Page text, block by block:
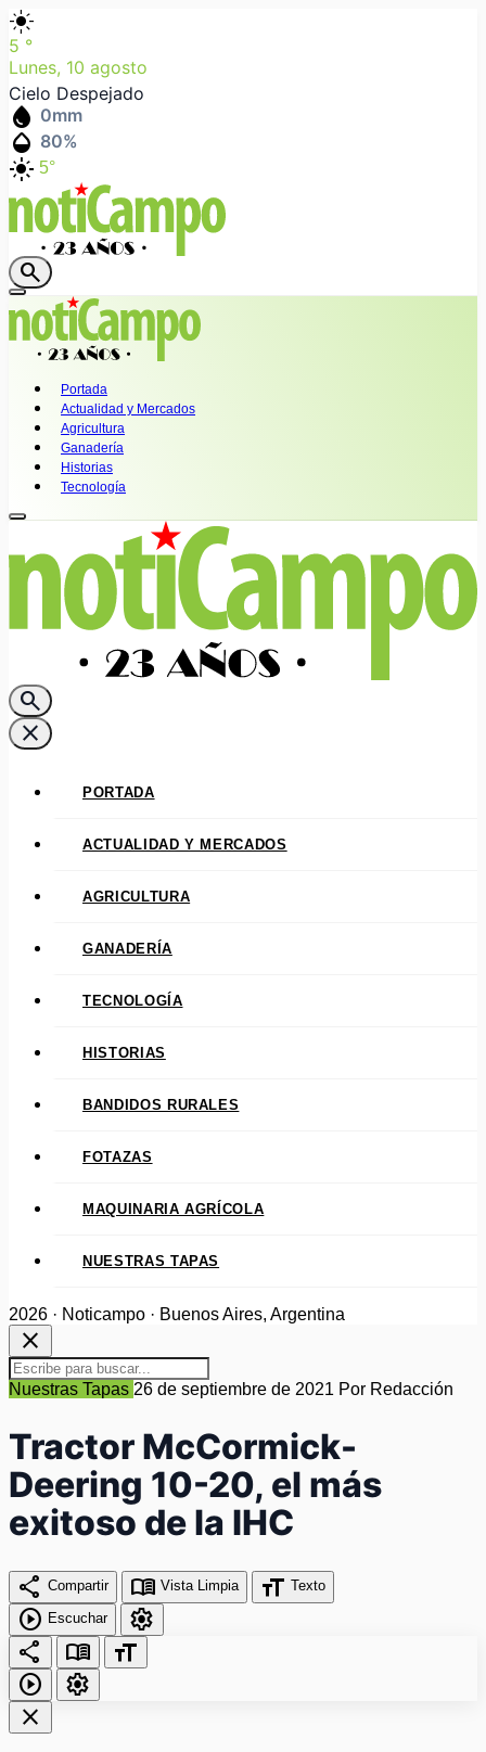
light_mode
5 °
Lunes, 10 agosto
Cielo Despejado
water_drop 0mm
humidity_mid 80%
light_mode 5°
search
Portada
Actualidad y Mercados
Agricultura
Ganadería
Historias
Tecnología
search
close
PORTADA
ACTUALIDAD Y MERCADOS
AGRICULTURA
GANADERÍA
TECNOLOGÍA
HISTORIAS
BANDIDOS RURALES
FOTAZAS
MAQUINARIA AGRÍCOLA
NUESTRAS TAPAS
2026 · Noticampo · Buenos Aires, Argentina
close
Nuestras Tapas 26 de septiembre de 2021 Por Redacción
Tractor McCormick-
Deering 10-20, el más
exitoso de la IHC
share Compartir menu_book Vista Limpia format_size Texto
play_circle Escuchar
settings
share
menu_book
format_size
play_circle
settings
close